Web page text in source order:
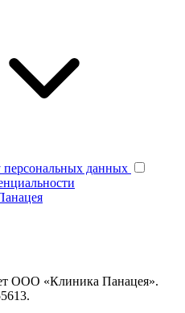
персональных данных
ООО «Клиника Панацея».